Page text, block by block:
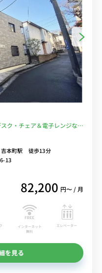
ク・チェア＆電子レンジなど
安レンタル中！
本町駅 徒歩13分
13
82,200 円〜 / 月
インターネット
無料
エレベーター
を見る